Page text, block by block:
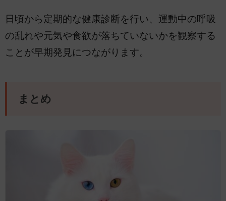
日頃から定期的な健康診断を行い、運動中の呼吸
の乱れや元気や食欲が落ちていないかを観察する
ことが早期発見につながります。
まとめ